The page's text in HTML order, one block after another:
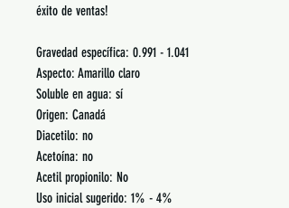
éxito de ventas!
Gravedad específica: 0.991 - 1.041
Aspecto: Amarillo claro
Soluble en agua: sí
Origen: Canadá
Diacetilo: no
Acetoína: no
Acetil propionilo: No
Uso inicial sugerido: 1% - 4%